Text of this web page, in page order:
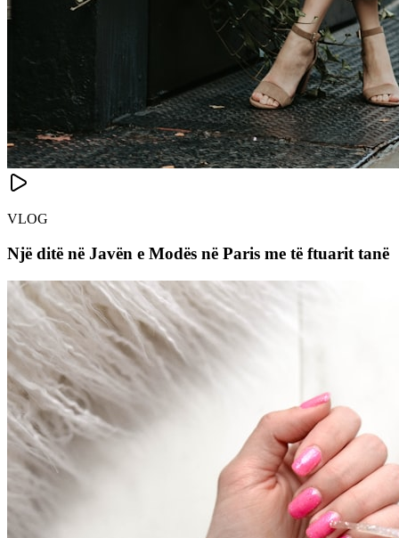
VLOG
Një ditë në Javën e Modës në Paris me të ftuarit tanë